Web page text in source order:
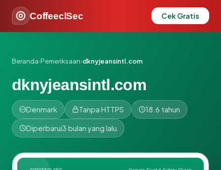
CoffeeclSec Cek Gratis
Beranda›Pemeriksaan›dknyjeansintl.com
dknyjeansintl.com
Denmark Tanpa HTTPS 18.6 tahun
Diperbarui3 bulan yang lalu